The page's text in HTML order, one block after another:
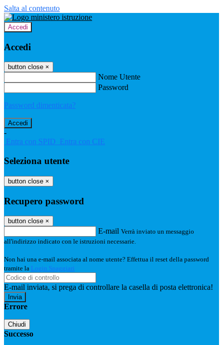
Salta al contenuto
Accedi
Accedi
button close ×
Nome Utente
Password
Password dimenticata?
-
Entra con SPID Entra con CIE
Seleziona utente
button close ×
Recupero password
button close ×
E-mail Verrà inviato un messaggio
all'indirizzo indicato con le istruzioni necessarie.
Non hai una e-mail associata al nome utente? Effettua il reset della password
tramite la Login Spaggiari
E-mail inviata, si prega di controllare la casella di posta elettronica!
Errore
Chiudi
Successo